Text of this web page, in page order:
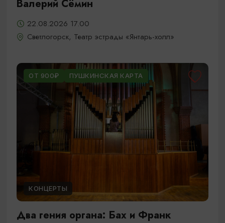
Валерий Сёмин
22.08.2026 17.00
Светлогорск, Театр эстрады «Янтарь-холл»
ОТ 900₽ ПУШКИНСКАЯ КАРТА
КОНЦЕРТЫ
Два гения органа: Бах и Франк